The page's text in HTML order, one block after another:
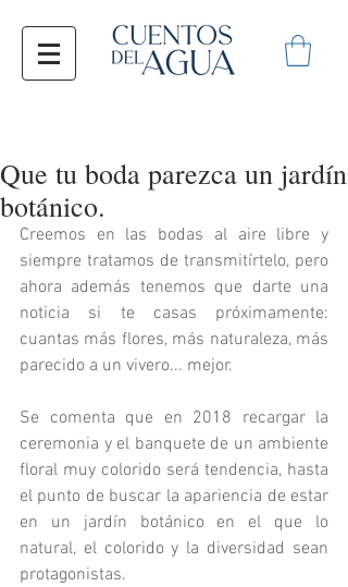
Que tu boda parezca un jardín
botánico.
Creemos en las bodas al aire libre y
siempre tratamos de transmitírtelo, pero
ahora además tenemos que darte una
noticia si te casas próximamente:
cuantas más flores, más naturaleza, más
parecido a un vivero... mejor.
Se comenta que en 2018 recargar la
ceremonia y el banquete de un ambiente
floral muy colorido será tendencia, hasta
el punto de buscar la apariencia de estar
en un jardín botánico en el que lo
natural, el colorido y la diversidad sean
protagonistas.